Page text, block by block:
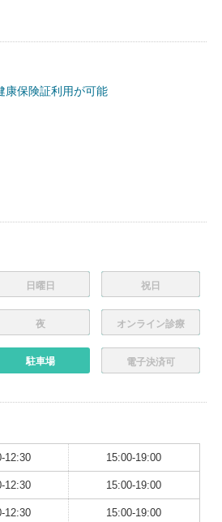
康保険証利用が可能
日曜日 祝日
夜 オンライン診療
駐車場 電子決済可
12:30 15:00-19:00
12:30 15:00-19:00
12:30 15:00-19:00